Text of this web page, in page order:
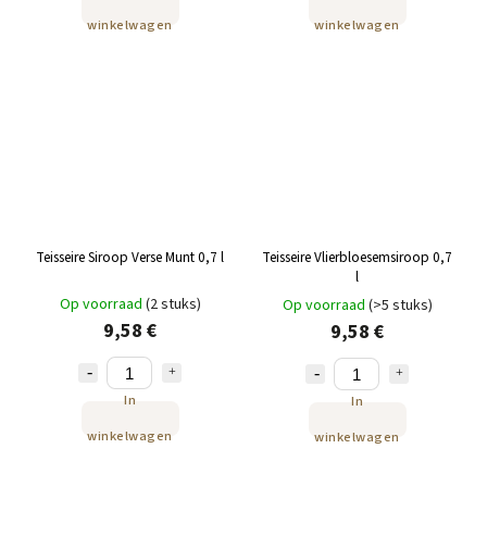
winkelwagen
winkelwagen
Teisseire Siroop Verse Munt 0,7 l
Op voorraad (2 stuks)
9,58 €
In
winkelwagen
Teisseire Vlierbloesemsiroop 0,7
l
Op voorraad (>5 stuks)
9,58 €
In
winkelwagen